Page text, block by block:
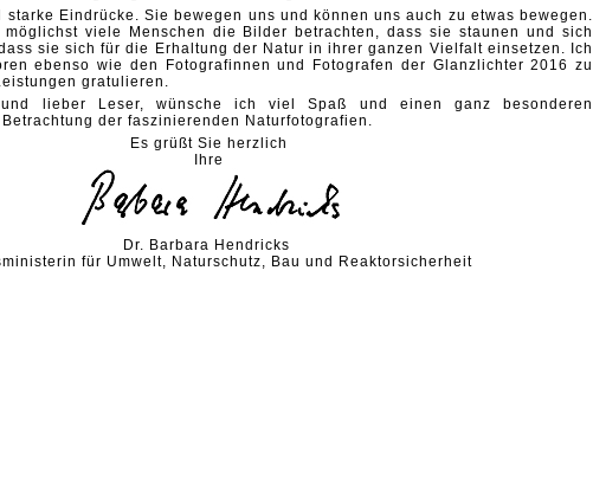
Eindrücke. Sie bewegen uns und können uns auch zu etwas bewegen.
möglichst viele Menschen die Bilder betrachten, dass sie staunen und sich
sie sich für die Erhaltung der Natur in ihrer ganzen Vielfalt einsetzen. Ich
ebenso wie den Fotografinnen und Fotografen der Glanzlichter 2016 zu
gratulieren.
lieber Leser, wünsche ich viel Spaß und einen ganz besonderen
der faszinierenden Naturfotografien.
Es grüßt Sie herzlich
Ihre
Dr. Barbara Hendricks
für Umwelt, Naturschutz, Bau und Reaktorsicherheit